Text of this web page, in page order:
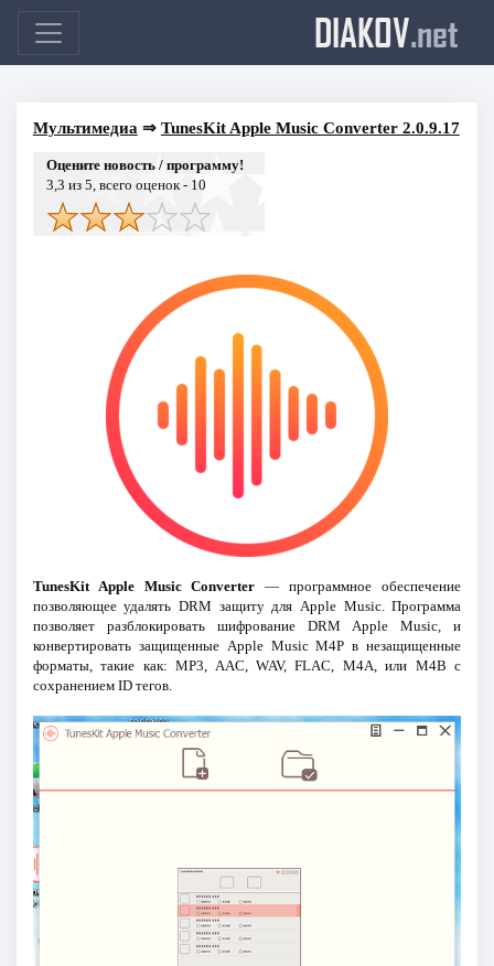
DIAKOV.net
Мультимедиа ⇒ TunesKit Apple Music Converter 2.0.9.17
Оцените новость / программу!
3,3 из 5, всего оценок - 10
TunesKit Apple Music Converter — программное обеспечение
позволяющее удалять DRM защиту для Apple Music. Программа
позволяет разблокировать шифрование DRM Apple Music, и
конвертировать защищенные Apple Music M4P в незащищенные
форматы, такие как: MP3, AAC, WAV, FLAC, M4A, или M4B с
сохранением ID тегов.